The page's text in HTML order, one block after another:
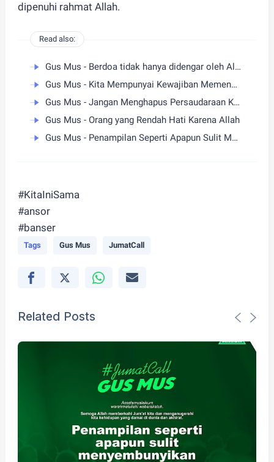
dipenuhi rahmat Allah.
Read also:
Gus Mus - Berdoa tidak hanya didengar oleh Allah
Gus Mus - Kita Mempunyai Kewajiban Memenuhi Setiap Hak Orang
Gus Mus - Jangan Menghapus Persaudaraan Karena Kesalahan
Gus Mus - Orang yang Rendah Hati Karena Allah
Gus Mus - Penampilan Seperti Apapun Sulit Menyembunyikan Kepribadian
#KitaIniSama
#ansor
#banser
Tags Gus Mus JumatCall
Related Posts